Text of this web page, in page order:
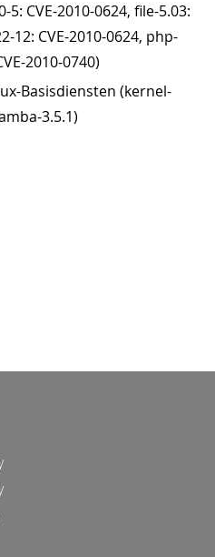
5: CVE-2010-0624, file-5.03:
12: CVE-2010-0624, php-
2010-0740)
Basisdiensten (kernel-
3.5.1)